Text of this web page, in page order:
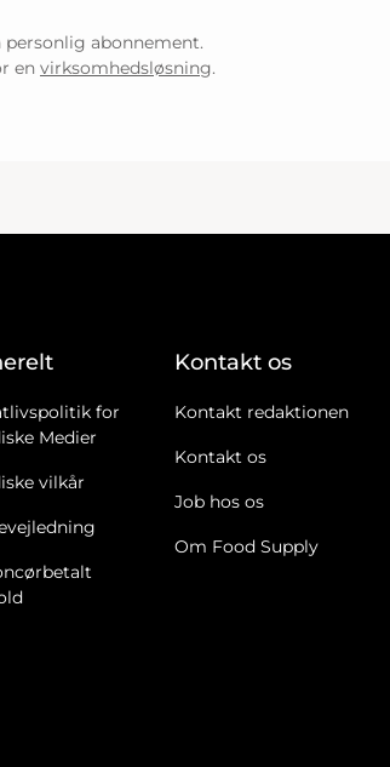
abonnement.
en virksomhedsløsning.
for
Medier
vilkår
Kontakt os
Kontakt redaktionen
Kontakt os
Job hos os
Om Food Supply